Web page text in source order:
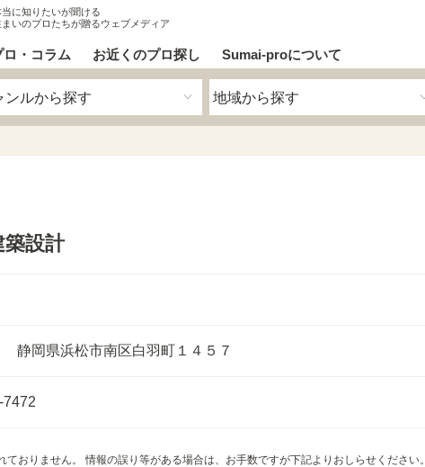
当に知りたいが聞ける
まいのプロたちが贈るウェブメディア
ロ・コラム お近くのプロ探し Sumai-proについて
設計
静岡県浜松市南区白羽町１４５７
7472
おりません。 情報の誤り等がある場合は、お手数ですが下記よりおしらせください。